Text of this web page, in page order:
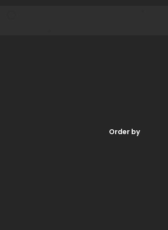
Order by